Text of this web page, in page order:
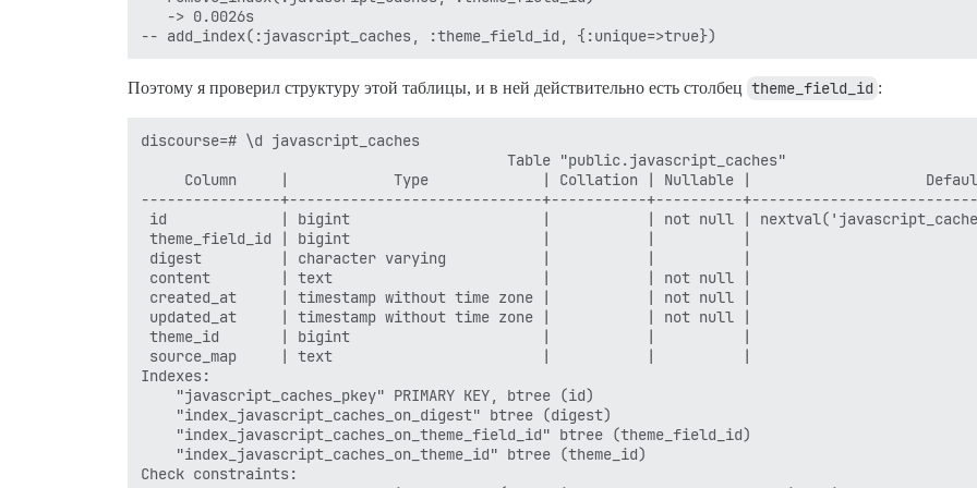
   -> 0.0026s
Поэтому я проверил структуру этой таблицы, и в ней действительно есть столбец theme_field_id :
discourse=# \d javascript_caches
                                          Table "public.javascript_caches"
Column     |            Type             | Collation | Nullable |
----------------+-----------------------------+-----------+----------
id             | bigint                      |           | not null |
theme_field_id | bigint                      |           |          |
digest         | character varying           |           |          |
content        | text                        |           | not null |
created_at     | timestamp without time zone |           | not null |
updated_at     | timestamp without time zone |           | not null |
theme_id       | bigint                      |           |          |
source_map     | text                        |           |          |
Indexes:
    "javascript_caches_pkey" PRIMARY KEY, btree (id)
    "index_javascript_caches_on_digest" btree (digest)
    "index_javascript_caches_on_theme_field_id" btree (theme_field_id)
    "index_javascript_caches_on_theme_id" btree (theme_id)
Check constraints: